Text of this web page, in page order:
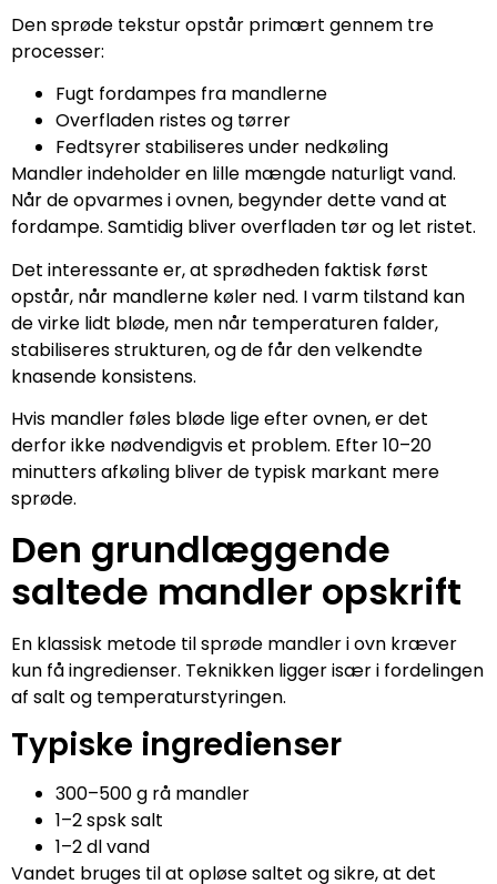
Den sprøde tekstur opstår primært gennem tre
processer:
Fugt fordampes fra mandlerne
Overfladen ristes og tørrer
Fedtsyrer stabiliseres under nedkøling
Mandler indeholder en lille mængde naturligt vand.
Når de opvarmes i ovnen, begynder dette vand at
fordampe. Samtidig bliver overfladen tør og let ristet.
Det interessante er, at sprødheden faktisk først
opstår, når mandlerne køler ned. I varm tilstand kan
de virke lidt bløde, men når temperaturen falder,
stabiliseres strukturen, og de får den velkendte
knasende konsistens.
Hvis mandler føles bløde lige efter ovnen, er det
derfor ikke nødvendigvis et problem. Efter 10–20
minutters afkøling bliver de typisk markant mere
sprøde.
Den grundlæggende
saltede mandler opskrift
En klassisk metode til sprøde mandler i ovn kræver
kun få ingredienser. Teknikken ligger især i fordelingen
af salt og temperaturstyringen.
Typiske ingredienser
300–500 g rå mandler
1–2 spsk salt
1–2 dl vand
Vandet bruges til at opløse saltet og sikre, at det